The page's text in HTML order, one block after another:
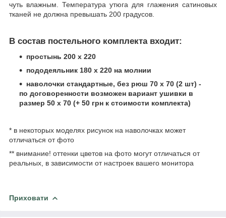
чуть влажным. Температура утюга для глажения сатиновых
тканей не должна превышать 200 градусов.
В состав постельного комплекта входит:
простынь 200 х 220
пододеяльник 180 х 220 на молнии
наволочки стандартные, без рюш 70 х 70 (2 шт) -
по договоренности возможен вариант ушивки в
размер 50 х 70 (+ 50 грн к стоимости комплекта)
* в некоторых моделях рисунок на наволочках может
отличаться от фото
** внимание! оттенки цветов на фото могут отличаться от
реальных, в зависимости от настроек вашего монитора
Приховати